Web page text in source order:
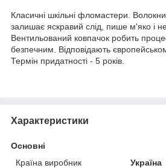
Класичні шкільні фломастери.
залишає яскравий слід, пише м'яко і
Вентильований ковпачок робить
безпечним. Відповідають
Термін придатності - 5 років.
Характеристики
Основні
Країна виробник
Україна